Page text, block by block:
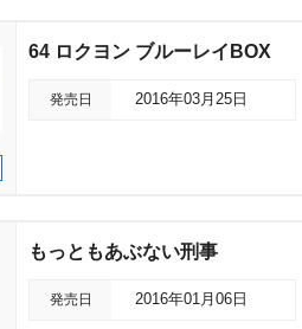
64 ロクヨン ブルーレイBOX
発売日 2016年03月25日
もっともあぶない刑事
発売日 2016年01月06日